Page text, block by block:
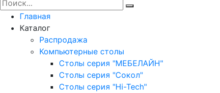
Главная
Каталог
Распродажа
Компьютерные столы
Столы серия "МЕБЕЛАЙН"
Столы серия "Сокол"
Столы серия "Hi-Tech"